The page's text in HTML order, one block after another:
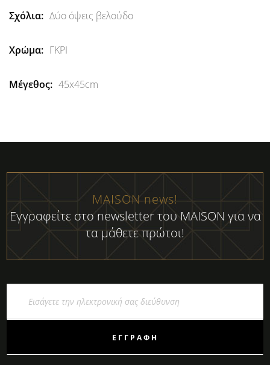
Δύο όψεις βελούδο
ΓΚΡΙ
45x45cm
MAISON news!
Εγγραφείτε στο newsletter του MAISON για να
τα μάθετε πρώτοι!
ΕΓΓΡΑΦΉ